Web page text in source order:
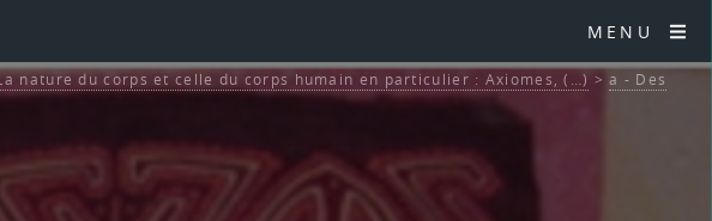
MENU
nature du corps et celle du corps humain en particulier : Axiomes, (…) >a - Des